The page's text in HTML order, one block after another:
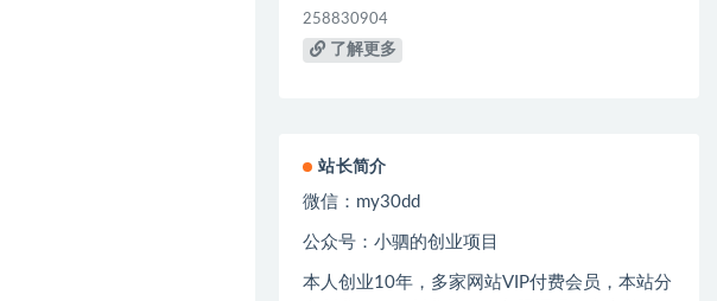
258830904
了解更多
站长简介
微信： my30dd
公众号：小驷的创业项目
本人创业10年，多家网站VIP付费会员，本站分